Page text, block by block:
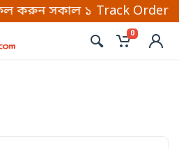
সকাল ১০ টা থেকে রাত
Track Order
0